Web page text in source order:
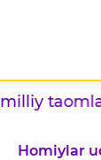
Homiylar